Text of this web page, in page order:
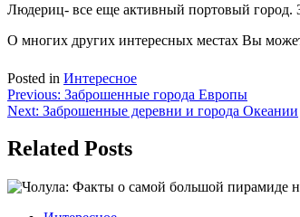
Людериц- все еще активный портовый город.
О многих других интересных местах Вы
Posted in Интересное
Навигация
по
записям
Previous: Заброшенные города Европы
Next: Заброшенные деревни и города Океании
Related Posts